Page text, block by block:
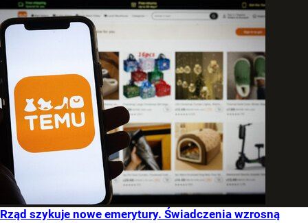
Rząd szykuje nowe emerytury. Świadczenia wzrosną